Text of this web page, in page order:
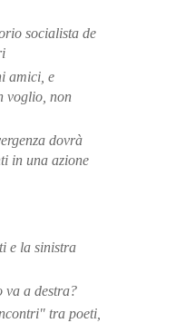
socialista de
amici, e
voglio, non
dovrà
in una azione
e la sinistra
va a destra?
tra poeti,